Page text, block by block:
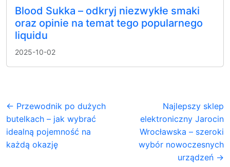
Blood Sukka – odkryj niezwykłe smaki
oraz opinie na temat tego popularnego
liquidu
2025-10-02
← Przewodnik po dużych
butelkach – jak wybrać
idealną pojemność na
każdą okazję
Najlepszy sklep
elektroniczny Jarocin
Wrocławska – szeroki
wybór nowoczesnych
urządzeń →